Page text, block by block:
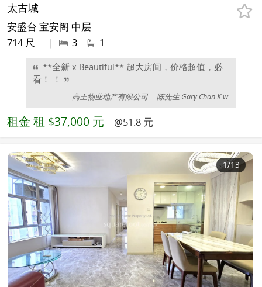
太古城
安盛台 宝安阁 中层
714 尺
| 3 1
**全新 x Beautiful** 超大房间，价格超值，必
看！ ！
高王物业地产有限公司 陈先生 Gary Chan K.w.
租金 租 $37,000 元 @51.8 元
1/13